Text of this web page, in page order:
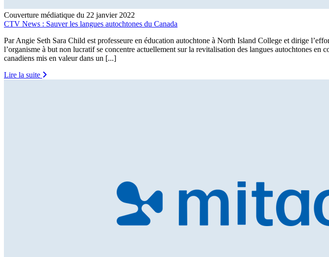
Couverture médiatique du 22 janvier 2022
CTV News : Sauver les langues autochtones du Canada
Par Angie Seth Sara Child est professeure en éducation autochtone à North Island College et dirige
l’organisme à but non lucratif se concentre actuellement sur la revitalisation des langues autochtones
canadiens mis en valeur dans un [...]
Lire la suite